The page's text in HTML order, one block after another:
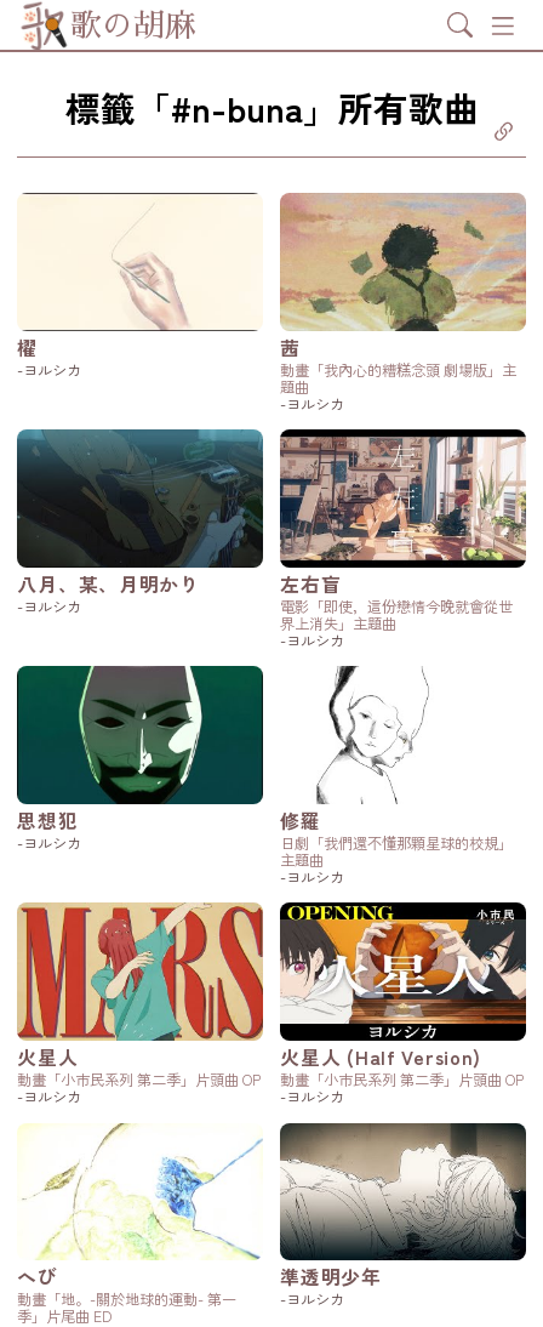
歌の胡麻 Search
標籤「#n-buna」所有歌曲
櫂
-ヨルシカ
茜
動畫「我內心的糟糕念頭 劇場版」主
題曲
-ヨルシカ
八月、某、月明かり
-ヨルシカ
左右盲
電影「即使，這份戀情今晚就會從世
界上消失」主題曲
-ヨルシカ
思想犯
-ヨルシカ
修羅
日劇「我們還不懂那顆星球的校規」
主題曲
-ヨルシカ
火星人
動畫「小市民系列 第二季」片頭曲 OP
-ヨルシカ
火星人 (Half Version)
動畫「小市民系列 第二季」片頭曲 OP
-ヨルシカ
へび
動畫「地。-關於地球的運動- 第一
季」片尾曲 ED
準透明少年
-ヨルシカ